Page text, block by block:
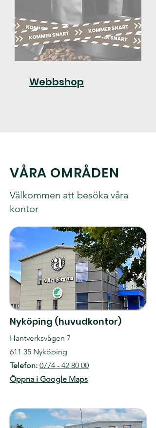
Webbshop
VÅRA OMRÅDEN
Välkommen att besöka våra
kontor
Nyköping (huvudkontor)
Hantverksvägen 7
611 35 Nyköping
Telefon: 0774 - 42 80 00
Öppna i Google Maps